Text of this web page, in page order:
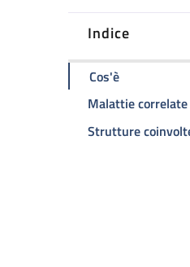
Indice
Cos'èdella
Malattie correlate
Strutture